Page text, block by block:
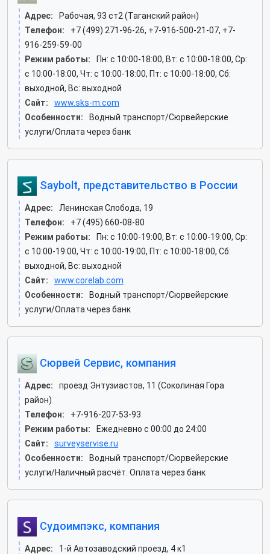
Адрес:
Рабочая, 93 ст2 (Таганский район)
Телефон:
+7 (499) 271-96-26, +7-916-500-21-07, +7-
916-259-59-00
Режим работы:
Пн: c 10:00-18:00, Вт: c 10:00-18:00, Ср:
c 10:00-18:00, Чт: c 10:00-18:00, Пт: c 10:00-18:00, Сб:
выходной, Вс: выходной
Сайт:
www.sks-m.com
Особенности:
Водный транспорт/Сюрвейерские
услуги/Оплата через банк
Saybolt, представительство в России
Адрес:
Ленинская Слобода, 19
Телефон:
+7 (495) 660-08-80
Режим работы:
Пн: c 10:00-19:00, Вт: c 10:00-19:00, Ср:
c 10:00-19:00, Чт: c 10:00-19:00, Пт: c 10:00-18:00, Сб:
выходной, Вс: выходной
Сайт:
www.corelab.com
Особенности:
Водный транспорт/Сюрвейерские
услуги/Оплата через банк
Сюрвей Сервис, компания
Адрес:
проезд Энтузиастов, 11 (Соколиная Гора
район)
Телефон:
+7-916-207-53-93
Режим работы:
Ежедневно с 00:00 до 24:00
Сайт:
surveyservise.ru
Особенности:
Водный транспорт/Сюрвейерские
услуги/Наличный расчёт. Оплата через банк
Судоимпэкс, компания
Адрес:
1-й Автозаводский проезд, 4 к1